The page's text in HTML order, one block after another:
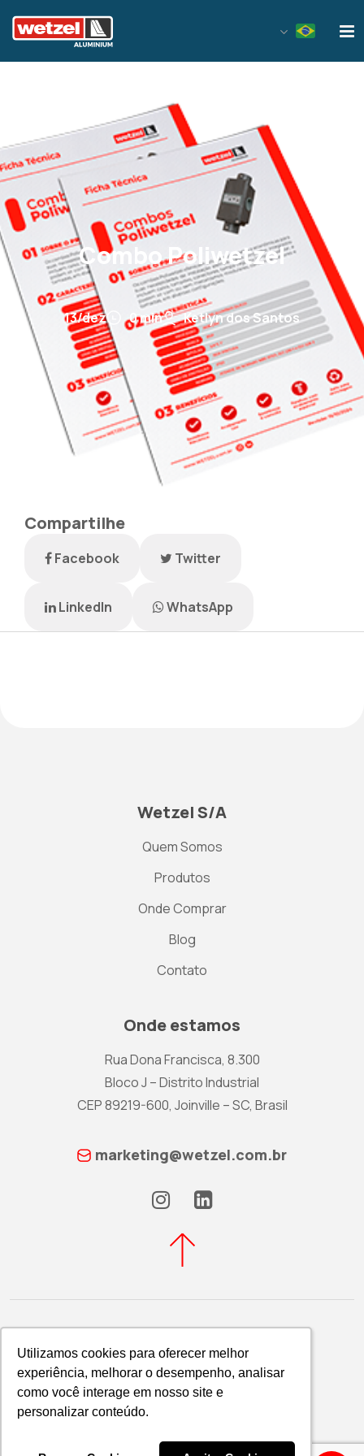
Utilizamos cookies para oferecer melhor
experiência, melhorar o desempenho, analisar
como você interage em nosso site e
personalizar conteúdo.
Utilizamos cookies para oferecer melhor
experiência, melhorar o desempenho, analisar
como você interage em nosso site e
personalizar conteúdo.
Combo Poliwetzel
13/dez 0 min Ketlyn dos Santos
Compartilhe
Facebook Twitter
LinkedIn WhatsApp
Wetzel S/A
Quem Somos
Produtos
Onde Comprar
Blog
Contato
Onde estamos
Rua Dona Francisca, 8.300
Bloco J – Distrito Industrial
CEP 89219-600, Joinville – SC, Brasil
marketing@wetzel.com.br
Política de Privacidade
WETZEL S/A © 2026